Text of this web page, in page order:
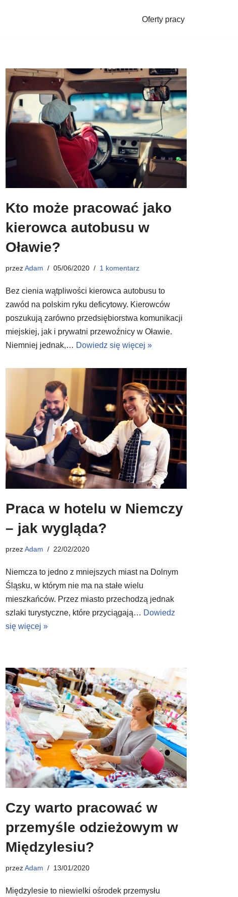
Oferty pracy
Kto może pracować jako
kierowca autobusu w
Oławie?
przezAdam 05/06/2020 1 komentarz
Bez cienia wątpliwości kierowca autobusu to
zawód na polskim ryku deficytowy. Kierowców
poszukują zarówno przedsiębiorstwa komunikacji
miejskiej, jak i prywatni przewoźnicy w Oławie.
Niemniej jednak,… Dowiedz się więcej »
Praca w hotelu w Niemczy
– jak wygląda?
przezAdam 22/02/2020
Niemcza to jedno z mniejszych miast na Dolnym
Śląsku, w którym nie ma na stałe wielu
mieszkańców. Przez miasto przechodzą jednak
szlaki turystyczne, które przyciągają… Dowiedz
się więcej »
Czy warto pracować w
przemyśle odzieżowym w
Międzylesiu?
przezAdam 13/01/2020
Międzylesie to niewielki ośrodek przemysłu